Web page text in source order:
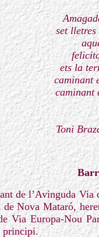
set
ets la
caminant
caminant
Toni
de l’Avinguda
Nova Mataró,
Via Europa-Nou
principi.